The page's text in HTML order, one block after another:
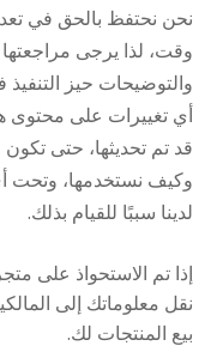
نحن نحتفظ بالحق في
وقت، لذا يرجى
والتوضيحات حيز التنفيذ
أي تغييرات على محتوى
قد تم تحديثها، حتى
وكيف نستخدمها،
لدينا سببًا للقيام بذلك.
إذا تم الاستحواذ على
نقل معلوماتك إلى
بيع المنتجات لك.